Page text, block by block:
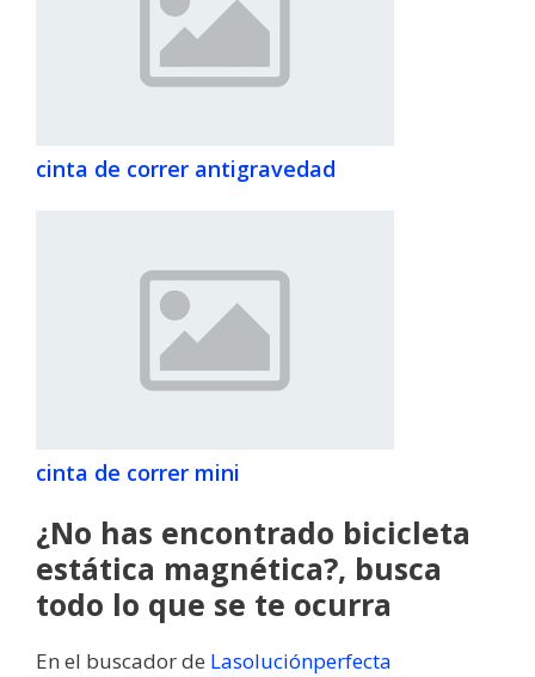
cinta de correr antigravedad
cinta de correr mini
¿No has encontrado bicicleta
estática magnética?, busca
todo lo que se te ocurra
En el buscador de Lasoluciónperfecta